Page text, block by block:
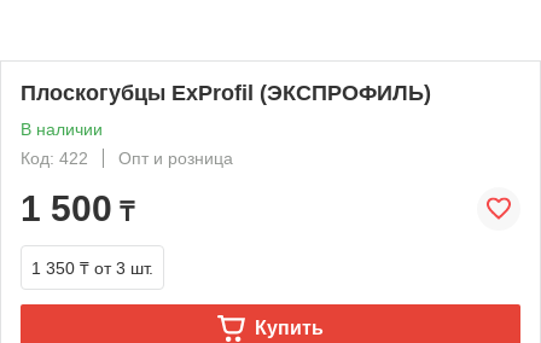
Плоскогубцы ExProfil (ЭКСПРОФИЛЬ)
В наличии
Код: 422
Опт и розница
1 500 ₸
1 350 ₸ от 3 шт.
Купить